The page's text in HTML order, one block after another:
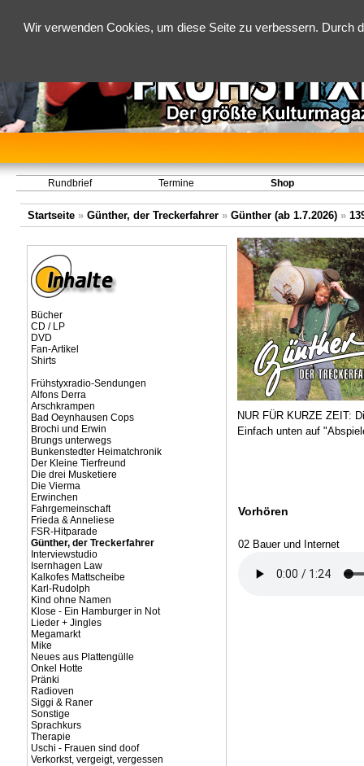
Wir verwenden Cookies, um diese Seite zu verbessern.
Rundbrief Termine Shop
Startseite» Günther, der Treckerfahrer» Günther (ab 1.7.2026)»
Bücher
CD / LP
DVD
Fan-Artikel
Shirts
Frühstyxradio-Sendungen
Alfons Derra
Arschkrampen
Bad Oeynhausen Cops
Brochi und Erwin
Brungs unterwegs
Bunkenstedter Heimatchronik
Der Kleine Tierfreund
Die drei Musketiere
Die Vierma
Erwinchen
Fahrgemeinschaft
Frieda & Anneliese
FSR-Hitparade
Günther, der Treckerfahrer
Interviewstudio
Isernhagen Law
Kalkofes Mattscheibe
Karl-Rudolph
Kind ohne Namen
Klose - Ein Hamburger in Not
Lieder + Jingles
Megamarkt
Mike
Neues aus Plattengülle
Onkel Hotte
Pränki
Radioven
Siggi & Raner
Sonstige
Sprachkurs
Therapie
Uschi - Frauen sind doof
Verkorkst, vergeigt, vergessen
NUR FÜR KURZE ZEIT:
Einfach unten auf
Vorhören
02 Bauer und Internet